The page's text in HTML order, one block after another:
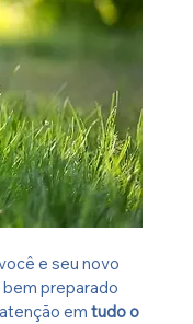
e seu novo
preparado
em tudo o